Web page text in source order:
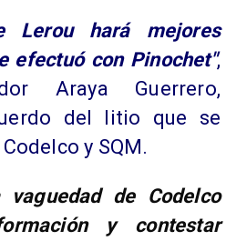
Lerou hará mejores
efectuó con Pinochet",
Araya Guerrero,
del litio que se
y SQM.
de Codelco
y contestar